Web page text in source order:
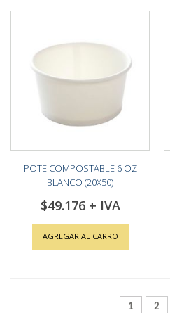
POTE COMPOSTABLE 6 OZ
BLANCO (20X50)
$49.176
AGREGAR AL CARRO
Página
1 2